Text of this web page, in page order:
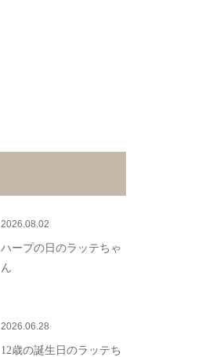
2026.08.02
ハープの日のラッテちゃ
ん
2026.06.28
12歳の誕生日のラッテち